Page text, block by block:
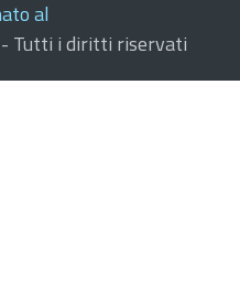
al
- Tutti i diritti riservati